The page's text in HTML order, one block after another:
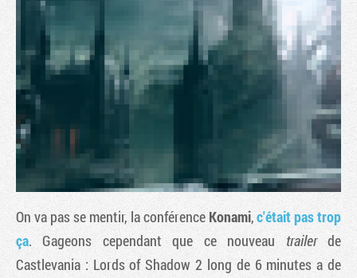
On va pas se mentir, la conférence Konami,c'était pas trop
ça. Gageons cependant que ce nouveau trailerde
Castlevania : Lords of Shadow 2 long de 6 minutes a de
Tribune